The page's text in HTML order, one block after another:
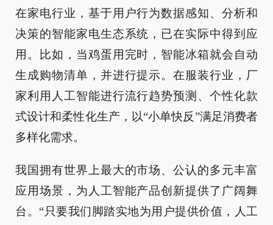
在家电行业，基于用户行为数据感知、分析和
决策的智能家电生态系统，已在实际中得到应
用。比如，当鸡蛋用完时，智能冰箱就会自动
生成购物清单，并进行提示。在服装行业，厂
家利用人工智能进行流行趋势预测、个性化款
式设计和柔性化生产，以“小单快反”满足消费者
多样化需求。
我国拥有世界上最大的市场、公认的多元丰富
应用场景，为人工智能产品创新提供了广阔舞
台。“只要我们脚踏实地为用户提供价值，人工